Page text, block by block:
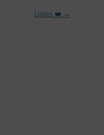
Linus ❤️ →